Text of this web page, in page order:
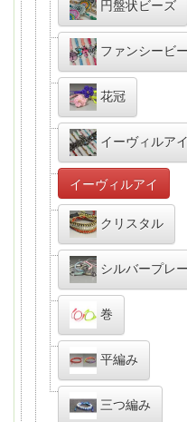
円盤状ビーズ
ファンシービ
花冠
イーヴィルア
イーヴィルアイ
クリスタル
シルバープレ
巻
平編み
三つ編み